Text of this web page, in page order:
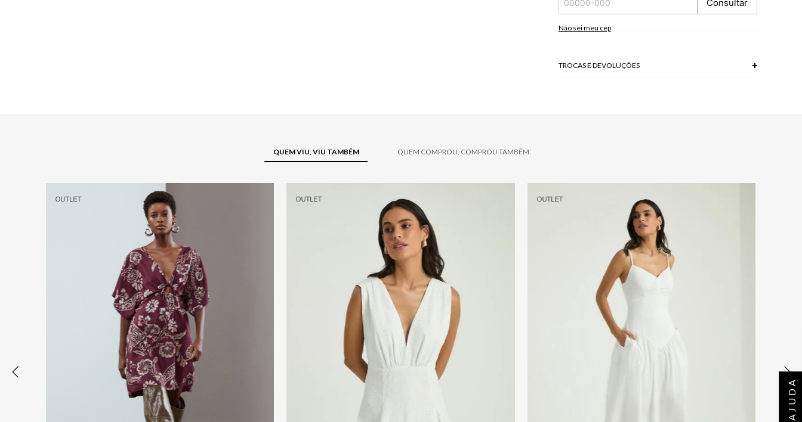
AJUDA
*A tonalidade das cores pode variar de acordo com a sua
Consultar
Não sei meu cep
TROCAS E DEVOLUÇÕES
QUEM VIU, VIU TAMBÉM QUEM COMPROU, COMPROU TAMBÉM